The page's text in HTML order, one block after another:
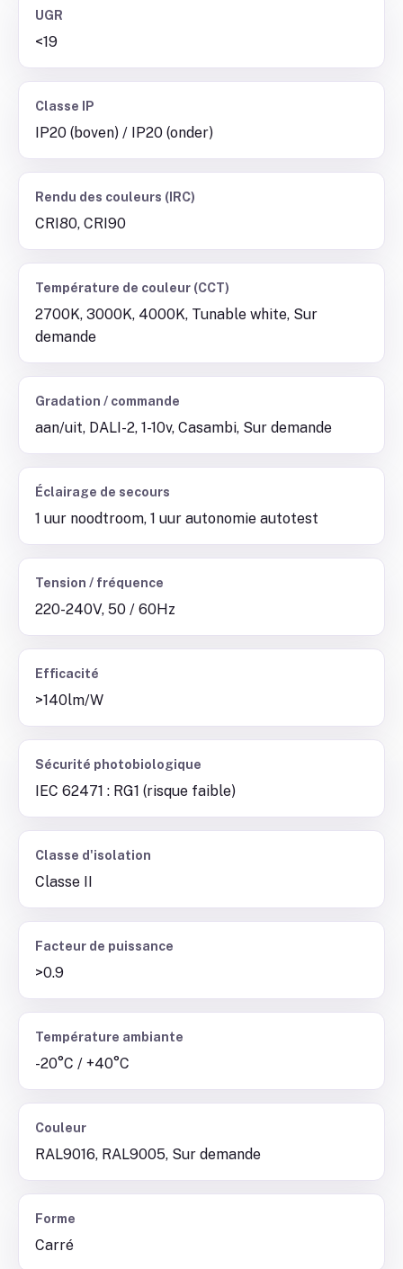
UGR
<19
Classe IP
IP20 (boven) / IP20 (onder)
Rendu des couleurs (IRC)
CRI80, CRI90
Température de couleur (CCT)
2700K, 3000K, 4000K, Tunable white, Sur
demande
Gradation / commande
aan/uit, DALI-2, 1-10v, Casambi, Sur demande
Éclairage de secours
1 uur noodtroom, 1 uur autonomie autotest
Tension / fréquence
220-240V, 50 / 60Hz
Efficacité
>140lm/W
Sécurité photobiologique
IEC 62471 : RG1 (risque faible)
Classe d'isolation
Classe II
Facteur de puissance
>0.9
Température ambiante
-20°C / +40°C
Couleur
RAL9016, RAL9005, Sur demande
Forme
Carré